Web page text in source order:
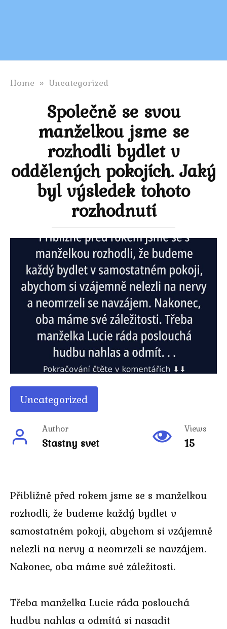
Home » Uncategorized
Společně se svou
manželkou jsme se
rozhodli bydlet v
oddělených pokojích. Jaký
byl výsledek tohoto
rozhodnutí
Uncategorized
Author
Stastny svet
Views
15
Přibližně před rokem jsme se s manželkou
rozhodli, že budeme každý bydlet v
samostatném pokoji, abychom si vzájemně
nelezli na nervy a neomrzeli se navzájem.
Nakonec, oba máme své záležitosti.
Třeba manželka Lucie ráda poslouchá
hudbu nahlas a odmítá si nasadit